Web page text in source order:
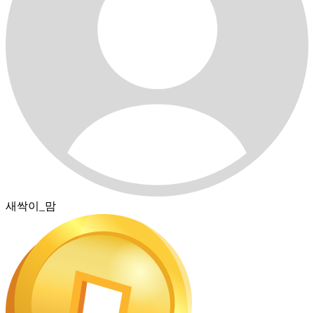
새싹이_맘